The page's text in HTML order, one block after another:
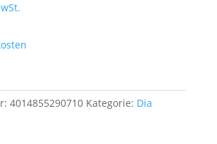
4014855290710 Kategorie: Dia